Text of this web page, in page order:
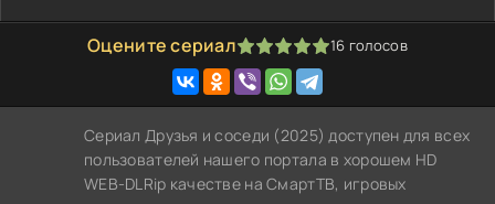
Оцените сериал
1 2 3 4 5 16 голосов
Сериал Друзья и соседи (2025) доступен для всех
пользователей нашего портала в хорошем HD
WEB-DLRip качестве на СмартТВ, игровых